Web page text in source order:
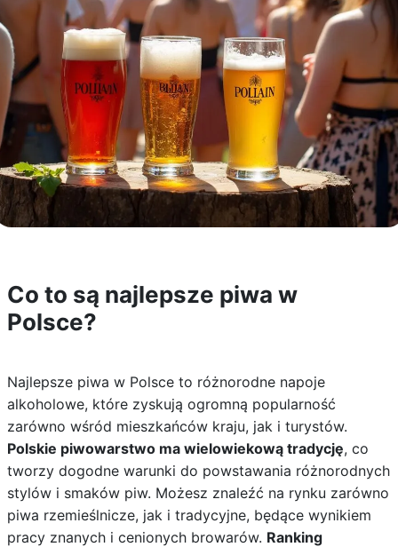
Co to są najlepsze piwa w
Polsce?
Najlepsze piwa w Polsce to różnorodne napoje
alkoholowe, które zyskują ogromną popularność
zarówno wśród mieszkańców kraju, jak i turystów.
Polskie piwowarstwo ma wielowiekową tradycję, co
tworzy dogodne warunki do powstawania różnorodnych
stylów i smaków piw. Możesz znaleźć na rynku zarówno
piwa rzemieślnicze, jak i tradycyjne, będące wynikiem
pracy znanych i cenionych browarów. Ranking